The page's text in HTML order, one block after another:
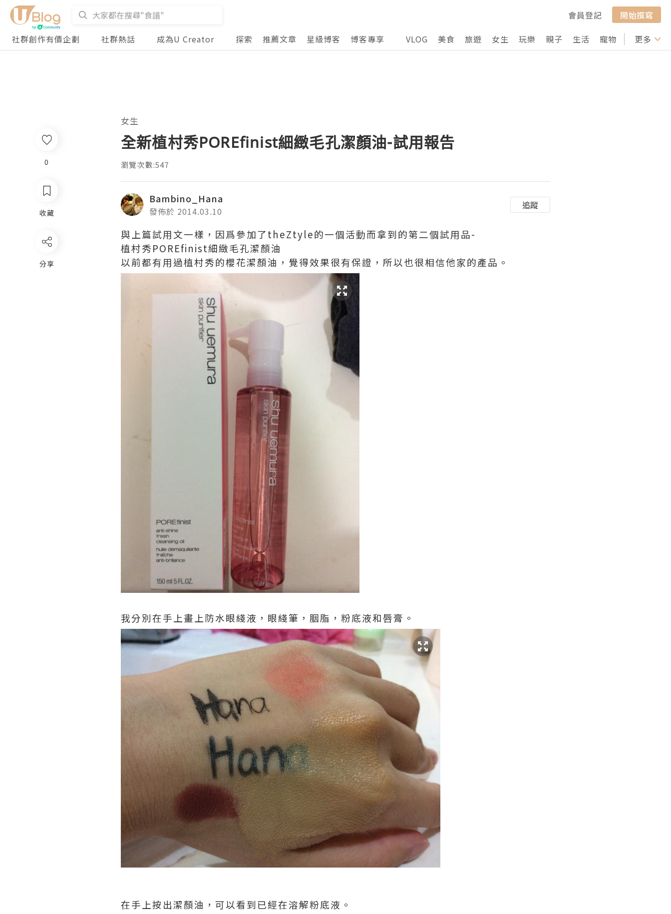
會員登記
開始撰寫
社群創作有價企劃
社群熱話 成為U Creator 探索 推薦文章 星級博客 博客專享 VLOG 美食 旅遊 女生 玩樂 親子 生活 寵物 行山 打卡
更多
0
收藏
分享
女生
全新植村秀POREfinist細緻毛孔潔顏油-試用報告
瀏覽次數:547
Bambino_Hana
發佈於 2014.03.10
追蹤
與上篇試用文一樣，因爲參加了theZtyle的一個活動而拿到的第二個試用品-
植村秀POREfinist細緻毛孔潔顏油
以前都有用過植村秀的櫻花潔顏油，覺得效果很有保證，所以也很相信他家的產品。
我分別在手上畫上防水眼綫液，眼綫筆，胭脂，粉底液和唇膏。
在手上按出潔顏油，可以看到已經在溶解粉底液。